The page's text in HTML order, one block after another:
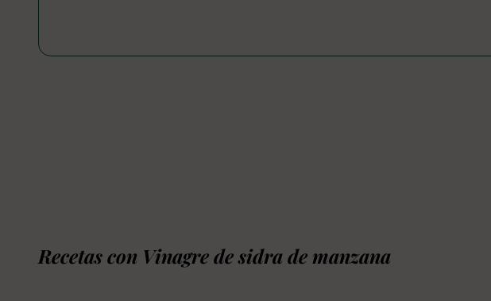
Recetas con Vinagre de sidra de manzana